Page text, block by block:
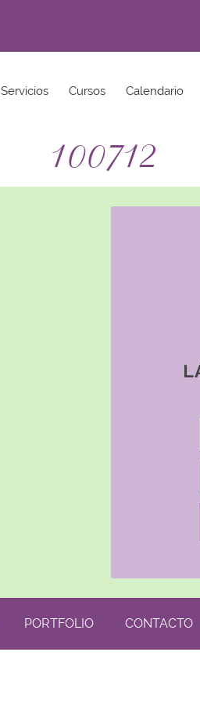
Servicios Cursos Calendario
100712
PORTFOLIO CONTACTO